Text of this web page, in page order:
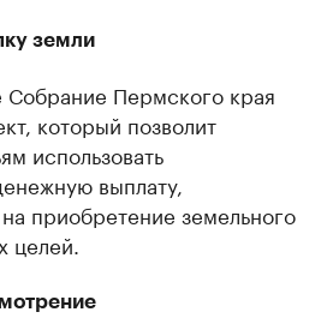
земли
Собрание Пермского края
который позволит
использовать
выплату,
приобретение земельного
целей.